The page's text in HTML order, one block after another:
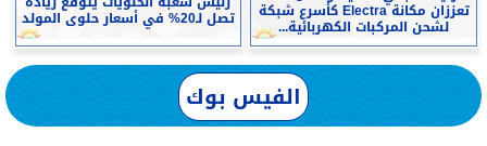
تعززان مكانة Electra كأسرع شبكة
لشحن المركبات الكهربائية... تصل لـ20% في أسعار حلوى المولد
الفيس بوك